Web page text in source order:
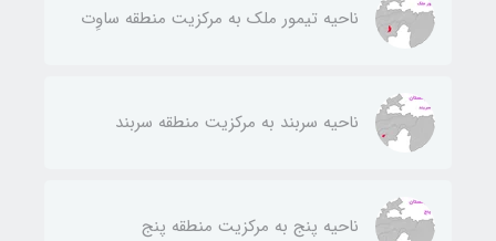
ناحيه تيمور ملك به مركزيت منطقه ساوِت
ناحيه سربند به مركزيت منطقه سربند
ناحيه پنج به مركزيت منطقه پنج